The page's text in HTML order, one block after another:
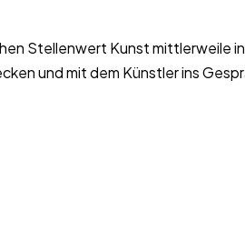
Stellenwert Kunst mittlerweile
und mit dem Künstler ins